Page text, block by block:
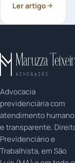
para 2026,
miserabilidade
e nos
critérios de
social para
beneficiários.
Ler artigo
Advocacia
previdenciária com
atendimento humano
e transparente.
Previdenciário e
Trabalhista, em São